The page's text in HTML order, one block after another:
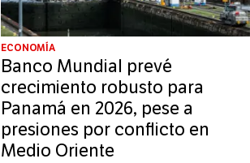
ECONOMÍA
Banco Mundial prevé
crecimiento robusto para
Panamá en 2026, pese a
presiones por conflicto en
Medio Oriente